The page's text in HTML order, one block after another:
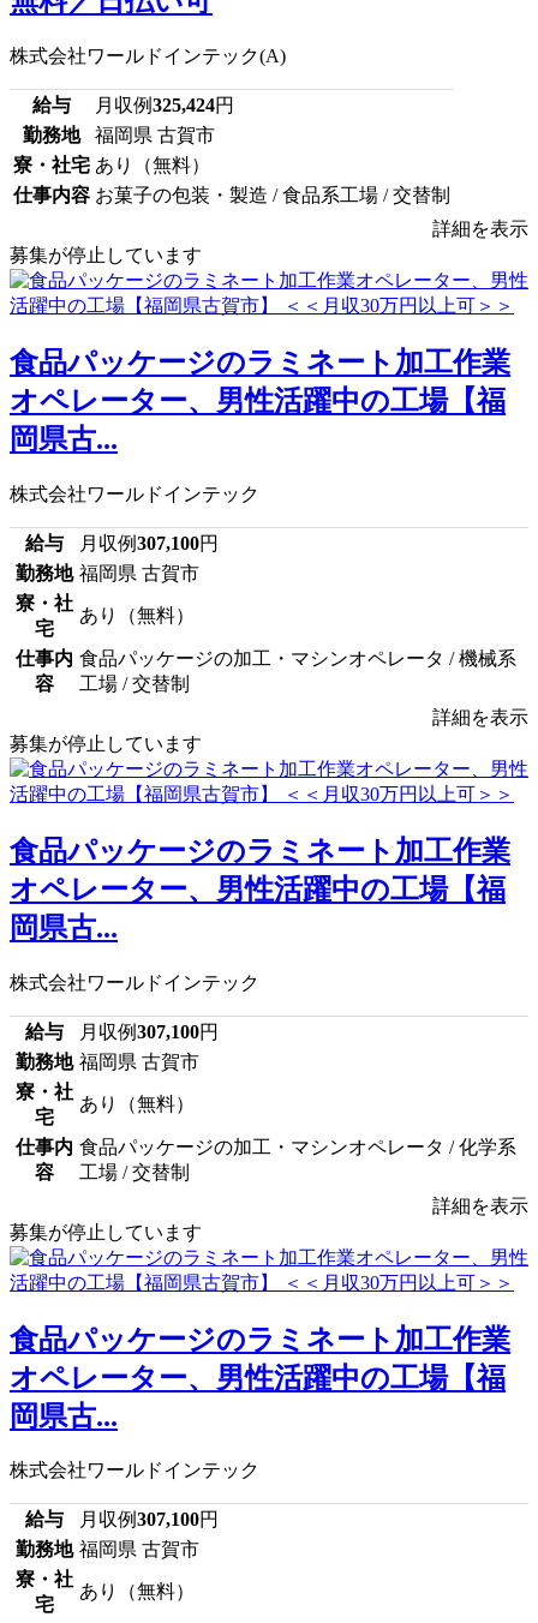
株式会社ワールドインテック(A)
給与 月収例325,424円
勤務地
福岡県 古賀市
寮・社宅 あり（無料）
仕事内容 お菓子の包装・製造 / 食品系工場 / 交替制
詳細を表示
募集が停止しています
食品パッケージのラミネート加工作業
オペレーター、男性活躍中の工場【福
岡県古...
株式会社ワールドインテック
給与 月収例307,100円
勤務地 福岡県 古賀市
寮・社
宅
あり（無料）
仕事内
容
食品パッケージの加工・マシンオペレータ / 機械系
工場 / 交替制
詳細を表示
募集が停止しています
食品パッケージのラミネート加工作業
オペレーター、男性活躍中の工場【福
岡県古...
株式会社ワールドインテック
給与 月収例307,100円
勤務地 福岡県 古賀市
寮・社
宅
あり（無料）
仕事内
容
食品パッケージの加工・マシンオペレータ / 化学系
工場 / 交替制
詳細を表示
募集が停止しています
食品パッケージのラミネート加工作業
オペレーター、男性活躍中の工場【福
岡県古...
株式会社ワールドインテック
給与 月収例307,100円
勤務地 福岡県 古賀市
寮・社
宅
あり（無料）